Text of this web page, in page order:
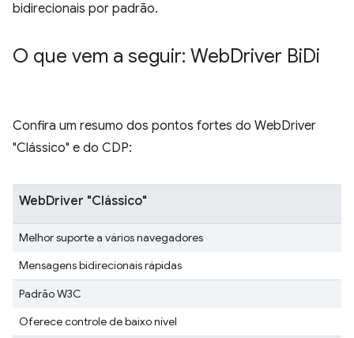
bidirecionais por padrão.
O que vem a seguir: WebDriver BiDi
Confira um resumo dos pontos fortes do WebDriver
"Clássico" e do CDP:
WebDriver "Clássico"
Melhor suporte a vários navegadores
Mensagens bidirecionais rápidas
Padrão W3C
Oferece controle de baixo nível